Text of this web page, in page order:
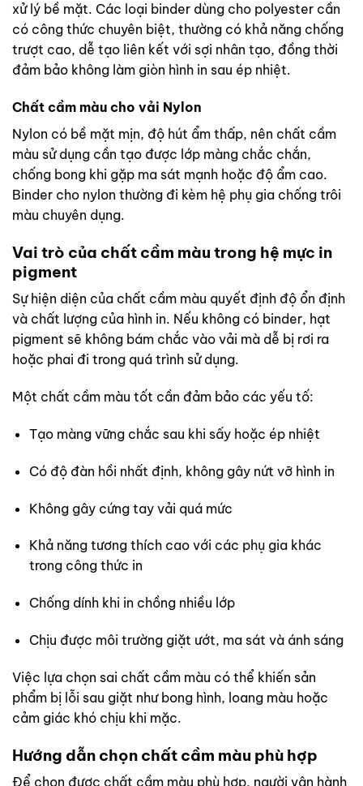
xử lý bề mặt. Các loại binder dùng cho polyester cần
có công thức chuyên biệt, thường có khả năng chống
trượt cao, dễ tạo liên kết với sợi nhân tạo, đồng thời
đảm bảo không làm giòn hình in sau ép nhiệt.
Chất cầm màu cho vải Nylon
Nylon có bề mặt mịn, độ hút ẩm thấp, nên chất cầm
màu sử dụng cần tạo được lớp màng chắc chắn,
chống bong khi gặp ma sát mạnh hoặc độ ẩm cao.
Binder cho nylon thường đi kèm hệ phụ gia chống trôi
màu chuyên dụng.
Vai trò của chất cầm màu trong hệ mực in
pigment
Sự hiện diện của chất cầm màu quyết định độ ổn định
và chất lượng của hình in. Nếu không có binder, hạt
pigment sẽ không bám chắc vào vải mà dễ bị rơi ra
hoặc phai đi trong quá trình sử dụng.
Một chất cầm màu tốt cần đảm bảo các yếu tố:
Tạo màng vững chắc sau khi sấy hoặc ép nhiệt
Có độ đàn hồi nhất định, không gây nứt vỡ hình in
Không gây cứng tay vải quá mức
Khả năng tương thích cao với các phụ gia khác
trong công thức in
Chống dính khi in chồng nhiều lớp
Chịu được môi trường giặt ướt, ma sát và ánh sáng
Việc lựa chọn sai chất cầm màu có thể khiến sản
phẩm bị lỗi sau giặt như bong hình, loang màu hoặc
cảm giác khó chịu khi mặc.
Hướng dẫn chọn chất cầm màu phù hợp
Để chọn được chất cầm màu phù hợp, người vận hành